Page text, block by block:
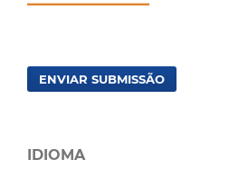
ENVIAR SUBMISSÃO
IDIOMA